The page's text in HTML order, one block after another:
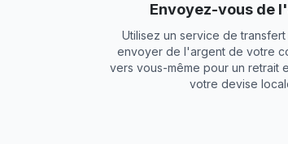
Envoyez-vous de
Utilisez un service de
envoyer de l'argent de votre
vers vous-même pour un retrait
votre devise